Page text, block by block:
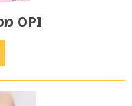
OPI מפתיעה ומשיקה